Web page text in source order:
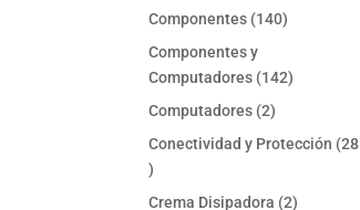
producto
Componentes 140140
Componentes y
Computadores 142142
Computadores 22
productos
Conectividad y Protección 28
28
productos
Crema Disipadora 22